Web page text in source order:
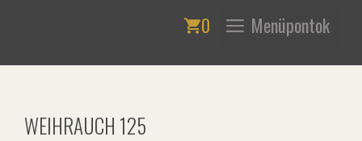
0 Menüpontok
WEIHRAUCH 125